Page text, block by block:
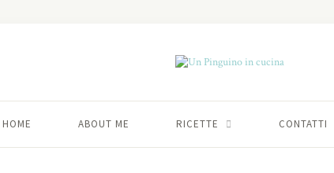
HOME ABOUT ME RICETTE CONTATTI